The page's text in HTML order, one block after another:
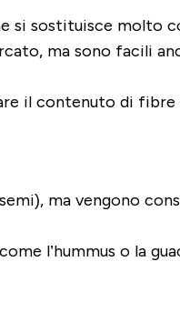
si sostituisce molto
ma sono facili
il contenuto di fibre
ma vengono
l’hummus o la